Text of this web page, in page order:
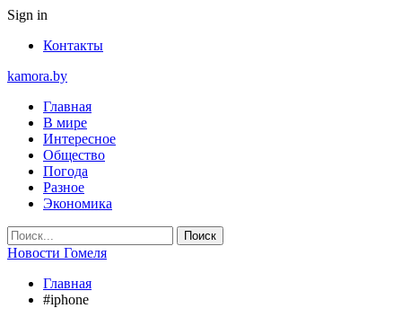
Sign in
Контакты
kamora.by
Главная
В мире
Интересное
Общество
Погода
Разное
Экономика
Новости Гомеля
Главная
#iphone